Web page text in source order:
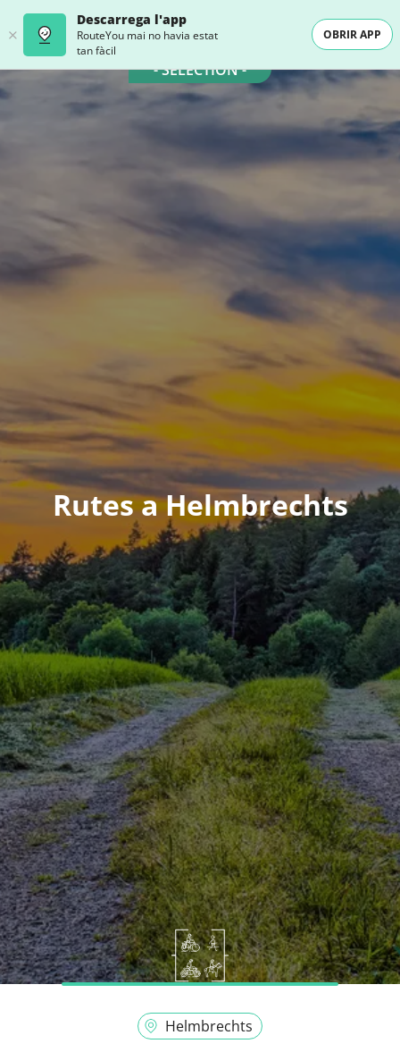
Descarrega l'app
RouteYou mai no havia estat
tan fàcil
OBRIR APP
- SELECTION -
Rutes a Helmbrechts
Helmbrechts